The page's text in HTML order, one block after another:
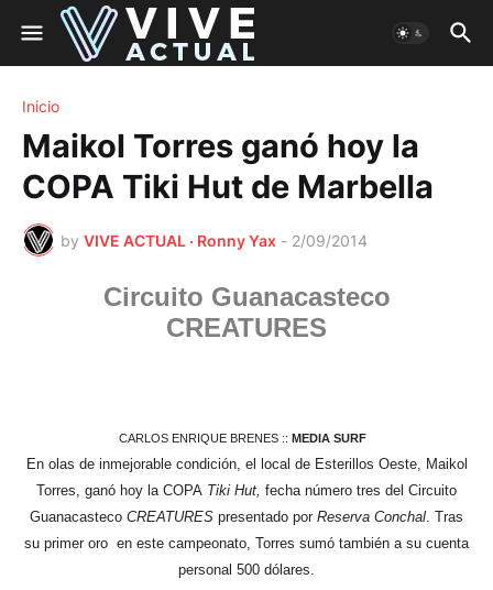
Inicio
Maikol Torres ganó hoy la
COPA Tiki Hut de Marbella
by VIVE ACTUAL · Ronny Yax - 2/09/2014
Circuito Guanacasteco
CREATURES
CARLOS ENRIQUE BRENES :: MEDIA SURF
En olas de inmejorable condición, el local de Esterillos Oeste, Maikol
Torres, ganó hoy la COPA Tiki Hut, fecha número tres del Circuito
Guanacasteco CREATURES presentado por Reserva Conchal. Tras
su primer oro en este campeonato, Torres sumó también a su cuenta
personal 500 dólares.